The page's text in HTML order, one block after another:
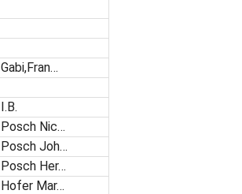
Gabi,Fran…
I.B.
Posch Nic…
Posch Joh…
Posch Her…
Hofer Mar…